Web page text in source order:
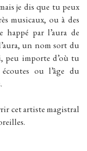
je dis que tu peux
musicaux, ou à des
par l’aura de
un nom sort du
peu importe d’où tu
ou l’âge du
cet artiste magistral